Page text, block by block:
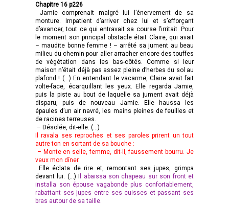
Chapitre 16 p226
Jamie comprenait malgré lui l’énervement de sa
monture. Impatient d’arriver chez lui et s’efforçant
d’avancer, tout ce qui entravait sa course l’irritait. Pour
le moment son principal obstacle était Claire, qui avait
– maudite bonne femme ! – arrêté sa jument au beau
milieu du chemin pour aller arracher encore des touffes
de végétation dans les bas-côtés. Comme si leur
maison n’était déjà pas assez pleine d’herbes du sol au
plafond ! (…) En entendant le vacarme, Claire avait fait
volte-face, écarquillant les yeux. Elle regarda Jamie,
puis la piste au bout de laquelle sa jument avait déjà
disparu, puis de nouveau Jamie. Elle haussa les
épaules d’un air navré, les mains pleines de feuilles et
de racines terreuses.
– Désolée, dit-elle. (…)
Il ravala ses reproches et ses paroles prirent un tout
autre ton en sortant de sa bouche :
– Monte en selle, femme, dit-il, faussement bourru. Je
veux mon dîner.
Elle éclata de rire et, remontant ses jupes, grimpa
devant lui. (…) I l abaissa son chapeau sur son front et
installa son épouse vagabonde plus confortablement,
rabattant ses jupes entre ses cuisses et passant ses
bras autour de sa taille.